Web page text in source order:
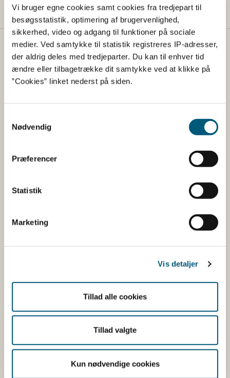
Vi bruger egne cookies samt cookies fra tredjepart til
besøgsstatistik, optimering af brugervenlighed,
sikkerhed, video og adgang til funktioner på sociale
medier. Ved samtykke til statistik registreres IP-adresser,
der aldrig deles med tredjeparter. Du kan til enhver tid
ændre eller tilbagetrække dit samtykke ved at klikke på
”Cookies” linket nederst på siden.
Nødvendig
Præferencer
Statistik
Marketing
Vis detaljer
Tillad alle cookies
Tillad valgte
Kun nødvendige cookies
Fødevarestyrelsen
Fødevarestyrelsen er en styrelse under
Erhvervsministeriet. Styrelsen arbejder med hele
officielle Kostråd og smileykontroller, som du kender
fra cafeer, restauranter og supermarkeder.
Kontakt
Stationsparken 31-33
Tlf. 72 2​​​7 69 00
EAN
Onsdag: 9-12
Torsdag: 9-12 og 13-15